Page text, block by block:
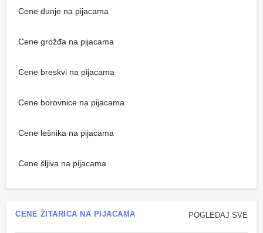
Cene dunje na pijacama
Cene grožđa na pijacama
Cene breskvi na pijacama
Cene borovnice na pijacama
Cene lešnika na pijacama
Cene šljiva na pijacama
POGLEDAJ SVE
CENE ŽITARICA NA PIJACAMA